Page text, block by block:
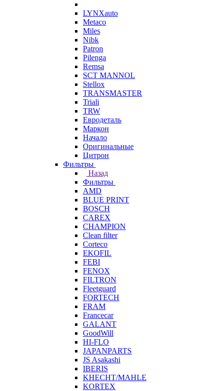
LYNXauto
Metaco
Miles
Nibk
Patron
Pilenga
Remsa
SCT MANNOL
Stellox
TRANSMASTER
Triali
TRW
Евродеталь
Маркон
Начало
Оригинальные
Цитрон
Фильтры
Назад
Фильтры
AMD
BLUE PRINT
BOSCH
CAREX
CHAMPION
Clean filter
Corteco
EKOFIL
FEBI
FENOX
FILTRON
Fleetguard
FORTECH
FRAM
Francecar
GALANT
GoodWill
HI-FLO
JAPANPARTS
JS Asakashi
IBERIS
KHECHT/MAHLE
KORTEX